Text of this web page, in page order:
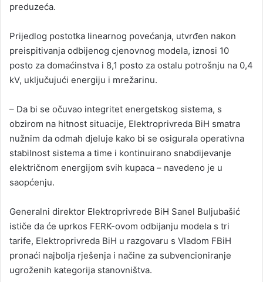
preduzeća.
Prijedlog postotka linearnog povećanja, utvrđen nakon
preispitivanja odbijenog cjenovnog modela, iznosi 10
posto za domaćinstva i 8,1 posto za ostalu potrošnju na 0,4
kV, uključujući energiju i mrežarinu.
– Da bi se očuvao integritet energetskog sistema, s
obzirom na hitnost situacije, Elektroprivreda BiH smatra
nužnim da odmah djeluje kako bi se osigurala operativna
stabilnost sistema a time i kontinuirano snabdijevanje
električnom energijom svih kupaca – navedeno je u
saopćenju.
Generalni direktor Elektroprivrede BiH Sanel Buljubašić
ističe da će uprkos FERK-ovom odbijanju modela s tri
tarife, Elektroprivreda BiH u razgovaru s Vladom FBiH
pronaći najbolja rješenja i načine za subvencioniranje
ugroženih kategorija stanovništva.